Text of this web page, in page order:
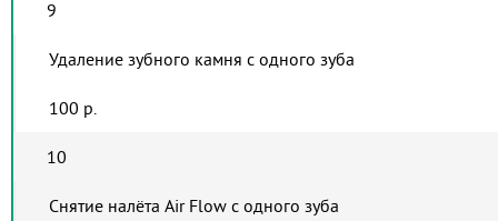
9
Удаление зубного камня с одного зуба
100 р.
10
Снятие налёта Air Flow с одного зуба